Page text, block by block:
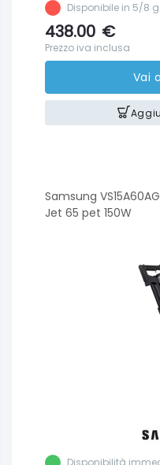
Disponibile in 5/8
438.00 €
Prezzo iva inclusa
Vai
Samsung
Jet 65 pet 150W